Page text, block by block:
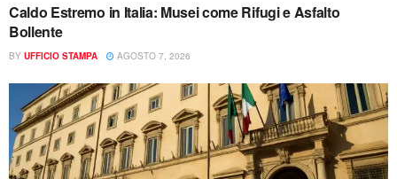
Caldo Estremo in Italia: Musei come Rifugi e Asfalto
Bollente
BY UFFICIO STAMPA AGOSTO 7, 2026